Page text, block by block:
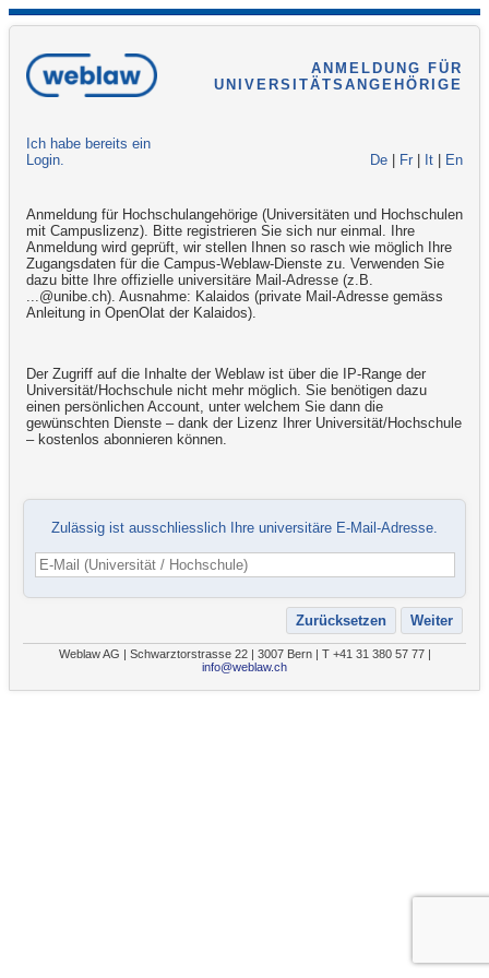
ANMELDUNG FÜR
UNIVERSITÄTSANGEHÖRIGE
Ich habe bereits ein
Login.
De Fr It En
Anmeldung für Hochschulangehörige (Universitäten und Hochschulen
mit Campuslizenz). Bitte registrieren Sie sich nur einmal. Ihre
Anmeldung wird geprüft, wir stellen Ihnen so rasch wie möglich Ihre
Zugangsdaten für die Campus-Weblaw-Dienste zu. Verwenden Sie
dazu bitte Ihre offizielle universitäre Mail-Adresse (z.B.
...@unibe.ch). Ausnahme: Kalaidos (private Mail-Adresse gemäss
Anleitung in OpenOlat der Kalaidos).
Der Zugriff auf die Inhalte der Weblaw ist über die IP-Range der
Universität/Hochschule nicht mehr möglich. Sie benötigen dazu
einen persönlichen Account, unter welchem Sie dann die
gewünschten Dienste – dank der Lizenz Ihrer Universität/Hochschule
– kostenlos abonnieren können.
Zulässig ist ausschliesslich Ihre universitäre E-Mail-Adresse.
Weblaw AG | Schwarztorstrasse 22 | 3007 Bern | T +41 31 380 57 77 |
info@weblaw.ch